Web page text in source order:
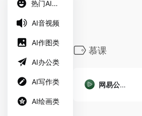
热门AI工具
AI音视频
AI作图类
AI办公类
AI写作类
AI绘画类
慕课
网易公开课